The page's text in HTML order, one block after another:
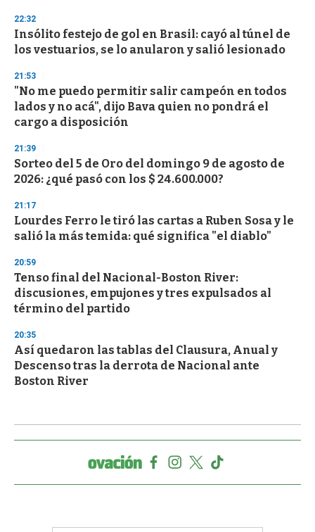
22:32
Insólito festejo de gol en Brasil: cayó al túnel de
los vestuarios, se lo anularon y salió lesionado
21:53
"No me puedo permitir salir campeón en todos
lados y no acá", dijo Bava quien no pondrá el
cargo a disposición
21:39
Sorteo del 5 de Oro del domingo 9 de agosto de
2026: ¿qué pasó con los $ 24.600.000?
21:17
Lourdes Ferro le tiró las cartas a Ruben Sosa y le
salió la más temida: qué significa "el diablo"
20:59
Tenso final del Nacional-Boston River:
discusiones, empujones y tres expulsados al
término del partido
20:35
Así quedaron las tablas del Clausura, Anual y
Descenso tras la derrota de Nacional ante
Boston River